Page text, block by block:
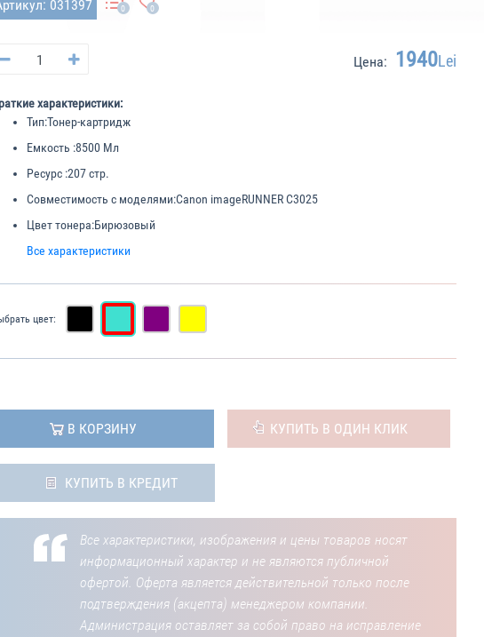
031397 0 0
Цена: 1940Lei
характеристики:
Тип:Тонер-картридж
Емкость :8500 Мл
Ресурс :207 стр.
Совместимость с моделями:Canon imageRUNNER C3025
Цвет тонера:Бирюзовый
Все характеристики
цвет:
В КОРЗИНУ КУПИТЬ В ОДИН КЛИК
КУПИТЬ В КРЕДИТ
Все характеристики, изображения и цены товаров носят
информационный характер и не являются публичной
офертой. Оферта является действительной только после
подтверждения (акцепта) менеджером компании.
Администрация оставляет за собой право на исправление